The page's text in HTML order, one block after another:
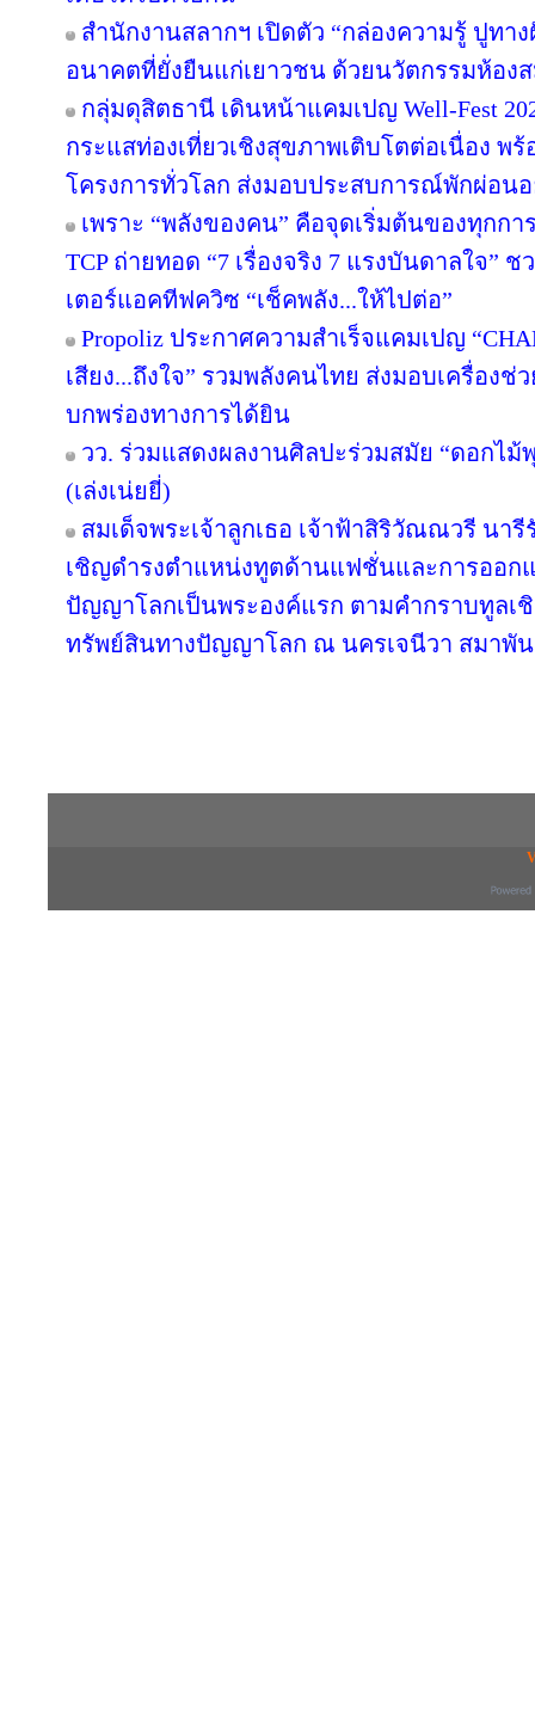
สำนักงานสลากฯ เปิดตัว “กล่องความรู้ ปูทา
อนาคตที่ยั่งยืนแก่เยาวชน ด้วยนวัตกรรมห้อง
กลุ่มดุสิตธานี เดินหน้าแคมเปญ Well-Fest
กระแสท่องเที่ยวเชิงสุขภาพเติบโตต่อเนื่อง พ
โครงการทั่วโลก ส่งมอบประสบการณ์พักผ่อน
เพราะ “พลังของคน” คือจุดเริ่มต้นของทุกก
TCP ถ่ายทอด “7 เรื่องจริง 7 แรงบันดาลใจ”
เตอร์แอคทีฟควิซ “เช็คพลัง...ให้ไปต่อ”
Propoliz ประกาศความสำเร็จแคมเปญ
เสียง...ถึงใจ” รวมพลังคนไทย ส่งมอบเครื่องช่
บกพร่องทางการได้ยิน
วว. ร่วมแสดงผลงานศิลปะร่วมสมัย “ดอกไ
(เล่งเน่ยยี่)
สมเด็จพระเจ้าลูกเธอ เจ้าฟ้าสิริวัณณวรี นา
เชิญดำรงตำแหน่งทูตด้านแฟชั่นและการออก
ปัญญาโลกเป็นพระองค์แรก ตามคำกราบทูลเ
ทรัพย์สินทางปัญญาโลก ณ นครเจนีวา สมาพัน